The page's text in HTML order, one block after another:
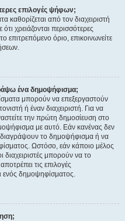
επιλογές ψήφων;
καθορίζεται από τον διαχειριστή
χρειάζονται περισσότερες
όριο, επικοινωνείτε
ένα δημοψήφισμα;
μπορούν να επεξεργαστούν
ή έναν διαχειριστή. Για να
την πρώτη δημοσίευση στο
με αυτό. Εάν κανένας δεν
το δημοψήφισμα ή να
Ωστόσο, εάν κάποιο μέλος
διαχειριστές μπορούν να το
τις επιλογές
ενός δημοψηφίσματος.